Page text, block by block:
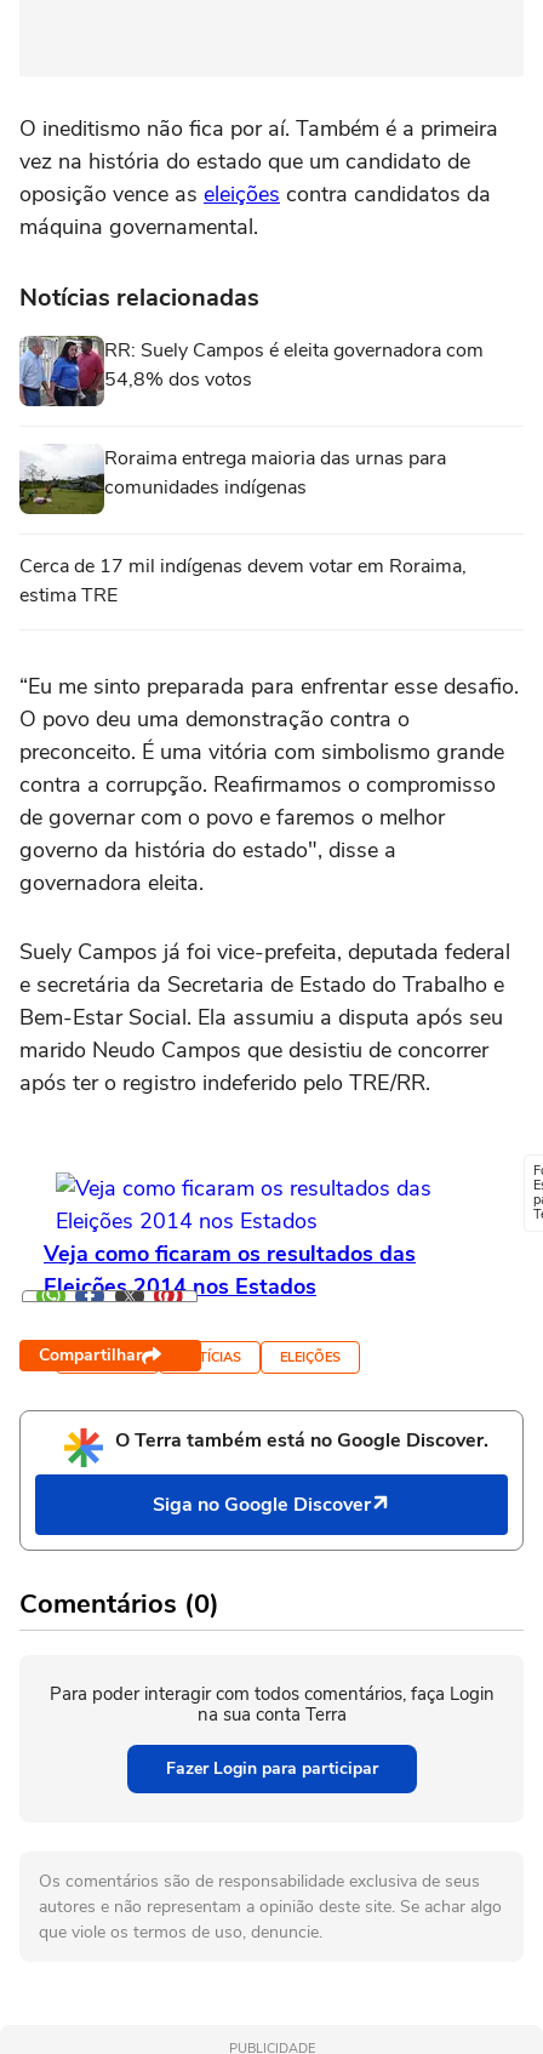
O ineditismo não fica por aí. Também é a primeira
vez na história do estado que um candidato de
oposição vence as eleições contra candidatos da
máquina governamental.
Notícias relacionadas
RR: Suely Campos é eleita governadora com
54,8% dos votos
Roraima entrega maioria das urnas para
comunidades indígenas
Cerca de 17 mil indígenas devem votar em Roraima,
estima TRE
“Eu me sinto preparada para enfrentar esse desafio.
O povo deu uma demonstração contra o
preconceito. É uma vitória com simbolismo grande
contra a corrupção. Reafirmamos o compromisso
de governar com o povo e faremos o melhor
governo da história do estado", disse a
governadora eleita.
Suely Campos já foi vice-prefeita, deputada federal
e secretária da Secretaria de Estado do Trabalho e
Bem-Estar Social. Ela assumiu a disputa após seu
marido Neudo Campos que desistiu de concorrer
após ter o registro indeferido pelo TRE/RR.
Veja como ficaram os resultados das
Eleições 2014 nos Estados
Compartilhar
TAGS RORAIMA NOTÍCIAS ELEIÇÕES
O Terra também está no Google Discover.
Siga no Google Discover
Comentários (0)
Para poder interagir com todos comentários, faça Login
na sua conta Terra
Fazer Login para participar
Os comentários são de responsabilidade exclusiva de seus
autores e não representam a opinião deste site. Se achar algo
que viole os termos de uso, denuncie.
PUBLICIDADE